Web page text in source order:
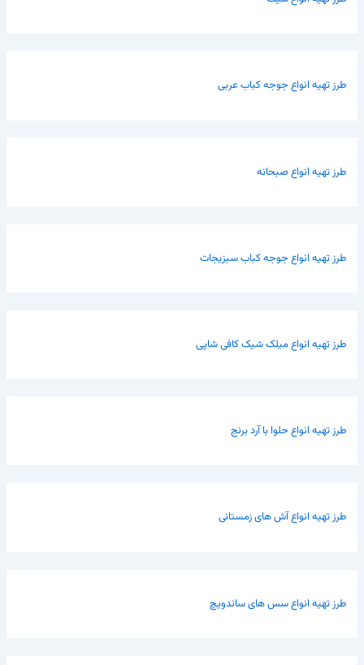
طرز تهیه انواع جوجه کباب عربی
طرز تهیه انواع صبحانه
طرز تهیه انواع جوجه کباب سبزیجات
طرز تهیه انواع میلک شیک کافی شاپی
طرز تهیه انواع حلوا با آرد برنج
طرز تهیه انواع آش های زمستانی
طرز تهیه انواع سس های ساندویچ